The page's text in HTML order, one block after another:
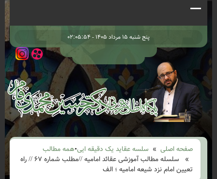
پنج شنبه ۱۵ مرداد ۱۴۰۵ - ۰۲:۰۵:۵۴
صفحه اصلی » سلسه عقاید یک دقیقه ایی•همه مطالب
» سلسله مطالب آموزشی عقائد امامیه //مطلب شماره ۶۷ // راه
تعیین امام نزد شیعه امامیه ؛ الف